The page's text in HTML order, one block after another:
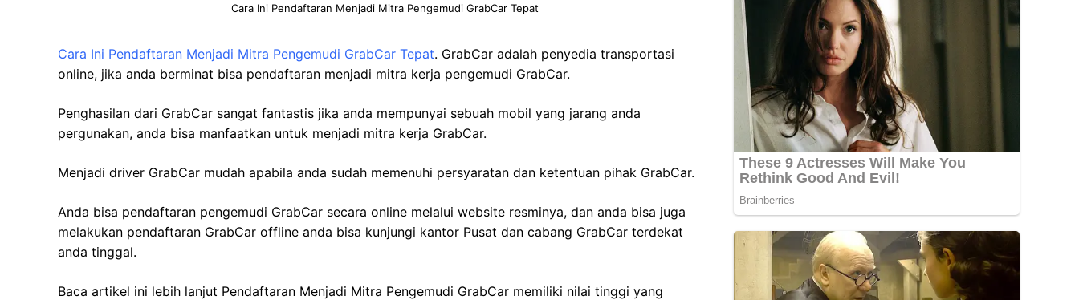
Cara Ini Pendaftaran Menjadi Mitra Pengemudi GrabCar Tepat
Cara Ini Pendaftaran Menjadi Mitra Pengemudi GrabCar Tepat. GrabCar adalah penyedia transportasi
online, jika anda berminat bisa pendaftaran menjadi mitra kerja pengemudi GrabCar.
Penghasilan dari GrabCar sangat fantastis jika anda mempunyai sebuah mobil yang jarang anda
pergunakan, anda bisa manfaatkan untuk menjadi mitra kerja GrabCar.
Menjadi driver GrabCar mudah apabila anda sudah memenuhi persyaratan dan ketentuan pihak GrabCar.
Anda bisa pendaftaran pengemudi GrabCar secara online melalui website resminya, dan anda bisa juga
melakukan pendaftaran GrabCar offline anda bisa kunjungi kantor Pusat dan cabang GrabCar terdekat
anda tinggal.
Baca artikel ini lebih lanjut Pendaftaran Menjadi Mitra Pengemudi GrabCar memiliki nilai tinggi yang